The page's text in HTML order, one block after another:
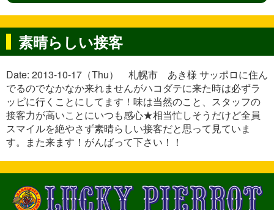
素晴らしい接客
Date: 2013-10-17（Thu） 札幌市 あき様 サッポロに住ん
でるのでなかなか来れませんがハコダテに来た時は必ずラ
ッピに行くことにしてます！味は当然のこと、スタッフの
接客力が高いことにいつも感心★相当忙しそうだけど全員
スマイルを絶やさず素晴らしい接客だと思って見ていま
す。また来ます！がんばって下さい！！